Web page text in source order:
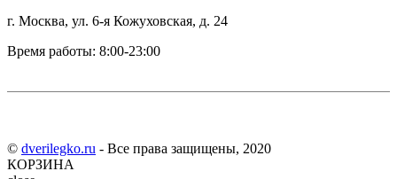
г. Москва, ул. 6-я Кожуховская, д. 24
Время работы: 8:00-23:00
© dverilegko.ru - Все права защищены, 2020
КОРЗИНА